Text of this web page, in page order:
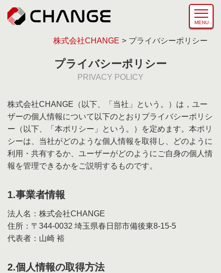
MENU
株式会社CHANGE プライバシーポリシー
プライバシーポ リ シー
PRIVACY POLICY
株式会社CHANGE（以下、「当社」という。）は，ユー
ザーの個人情報について以下のとおりプライバシーポリシ
ー（以下、「本ポリシー」という。）を定めます。本ポリ
シーは、当社がどのような個人情報を取得し、どのように
利用・共有するか、ユーザーがどのようにご自身の個人情
報を管理できるかをご説明するものです。
1.事業者情報
法人名：株式会社CHANGE
住所：〒344-0032 埼玉県春日部市備後東8-15-5
代表者：山崎 裕
2.個人情報の取得方法